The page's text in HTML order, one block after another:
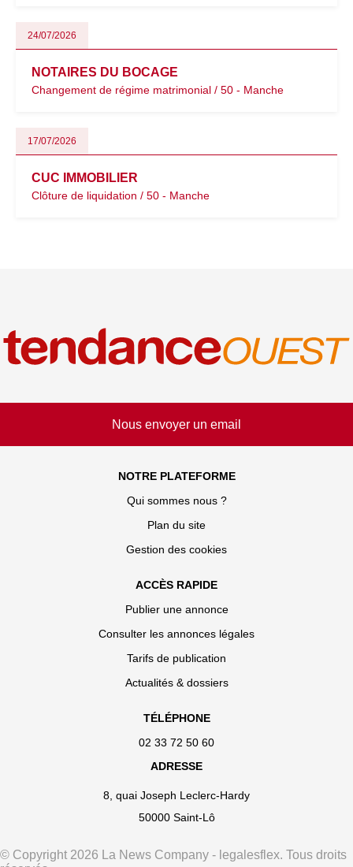
24/07/2026
NOTAIRES DU BOCAGE
Changement de régime matrimonial / 50 - Manche
17/07/2026
CUC IMMOBILIER
Clôture de liquidation / 50 - Manche
Nous envoyer un email
NOTRE PLATEFORME
Qui sommes nous ?
Plan du site
Gestion des cookies
ACCÈS RAPIDE
Publier une annonce
Consulter les annonces légales
Tarifs de publication
Actualités & dossiers
TÉLÉPHONE
02 33 72 50 60
ADRESSE
8, quai Joseph Leclerc-Hardy
50000 Saint-Lô
© Copyright 2026 La News Company - legalesflex. Tous droits